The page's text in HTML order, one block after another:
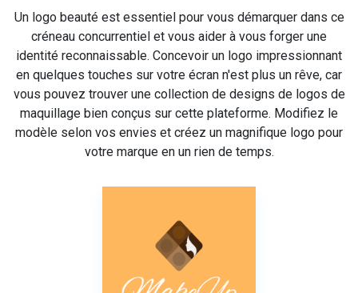
Un logo beauté est essentiel pour vous démarquer dans ce
créneau concurrentiel et vous aider à vous forger une
identité reconnaissable. Concevoir un logo impressionnant
en quelques touches sur votre écran n'est plus un rêve, car
vous pouvez trouver une collection de designs de logos de
maquillage bien conçus sur cette plateforme. Modifiez le
modèle selon vos envies et créez un magnifique logo pour
votre marque en un rien de temps.